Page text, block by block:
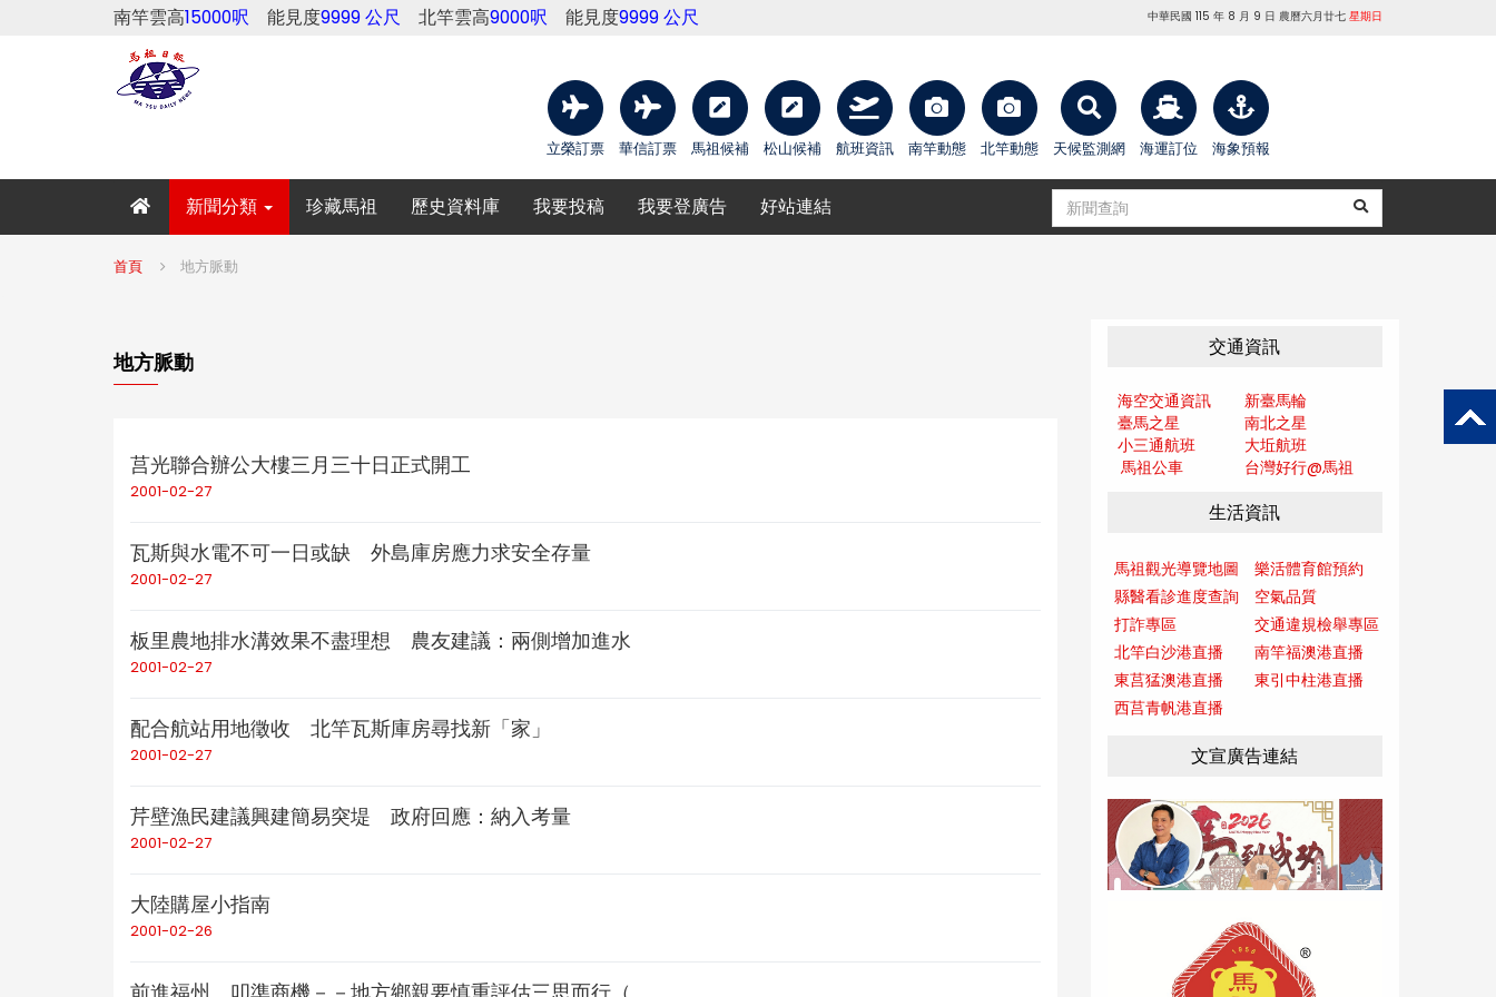
南竿雲高15000呎 能見度9999 公尺 北竿雲高9000呎 能見度9999 公尺 中華民國 115 年 8 月 9 日 農曆六月廿七 星期日
立榮訂票 華信訂票 馬祖候補 松山候補 航班資訊 南竿動態 北竿動態 天候監測網 海運訂位 海象預報
新聞分類 珍藏馬祖 歷史資料庫 我要投稿 我要登廣告 好站連結
首頁 地方脈動
地方脈動
莒光聯合辦公大樓三月三十日正式開工
2001-02-27
瓦斯與水電不可一日或缺 外島庫房應力求安全存量
2001-02-27
板里農地排水溝效果不盡理想 農友建議：兩側增加進水
2001-02-27
配合航站用地徵收 北竿瓦斯庫房尋找新「家」
2001-02-27
芹壁漁民建議興建簡易突堤 政府回應：納入考量
2001-02-27
大陸購屋小指南
2001-02-26
交通資訊
海空交通資訊
新臺馬輪
臺馬之星
南北之星
小三通航班
大坵航班
馬祖公車
台灣好行@馬祖
生活資訊
馬祖觀光導覽地圖
樂活體育館預約
縣醫看診進度查詢
空氣品質
打詐專區
交通違規檢舉專區
北竿白沙港直播
南竿福澳港直播
東莒猛澳港直播
東引中柱港直播
西莒青帆港直播
文宣廣告連結